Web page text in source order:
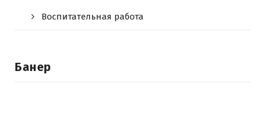
Воспитательная работа
Банер